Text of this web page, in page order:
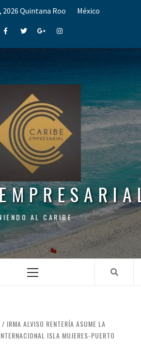
2026 Quintana Roo México
FacebookTwitterGoogle+Instagram
AL CARIBE
Menu
IRMA ALVISO RENTERÍA ASUME LA
ISLA MUJERES-PUERTO